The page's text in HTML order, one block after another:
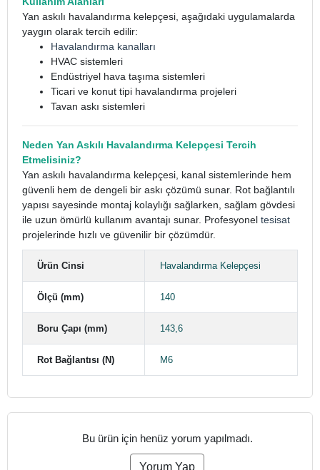
Yan askılı havalandırma kelepçesi, aşağıdaki uygulamalarda
yaygın olarak tercih edilir:
Havalandırma kanalları
HVAC sistemleri
Endüstriyel hava taşıma sistemleri
Ticari ve konut tipi havalandırma projeleri
Tavan askı sistemleri
Neden Yan Askılı Havalandırma Kelepçesi Tercih
Etmelisiniz?
Yan askılı havalandırma kelepçesi, kanal sistemlerinde hem
güvenli hem de dengeli bir askı çözümü sunar. Rot bağlantılı
yapısı sayesinde montaj kolaylığı sağlarken, sağlam gövdesi
ile uzun ömürlü kullanım avantajı sunar. Profesyonel tesisat
projelerinde hızlı ve güvenilir bir çözümdür.
Ürün Cinsi Havalandırma Kelepçesi
Ölçü (mm) 140
Boru Çapı (mm) 143,6
Rot Bağlantısı (N) M6
Bu ürün için henüz yorum yapılmadı.
Yorum Yap